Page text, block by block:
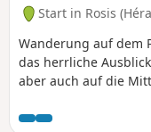
Start in Rosis
Wanderung auf dem
das herrliche
aber auch auf die